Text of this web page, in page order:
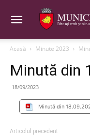
Acasă Minute 2023
Minută din
18/09/2023
Minută din
Articolul precedent